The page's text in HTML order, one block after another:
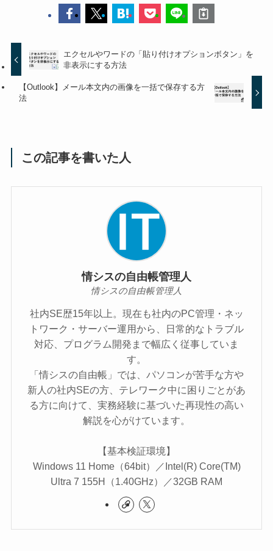
エクセルやワードの「貼り付けオプションボタン」を
非表示にする方法
【Outlook】メール本文内の画像を一括で保存する方
法
この記事を書いた人
情シスの自由帳管理人
情シスの自由帳管理人
社内SE歴15年以上。現在も社内のPC管理・ネッ
トワーク・サーバー運用から、日常的なトラブル
対応、プログラム開発まで幅広く従事していま
す。
「情シスの自由帳」では、パソコンが苦手な方や
新人の社内SEの方、テレワーク中に困りごとがあ
る方に向けて、実務経験に基づいた再現性の高い
解説を心がけています。
【基本検証環境】
Windows 11 Home（64bit）／Intel(R) Core(TM)
Ultra 7 155H（1.40GHz）／32GB RAM